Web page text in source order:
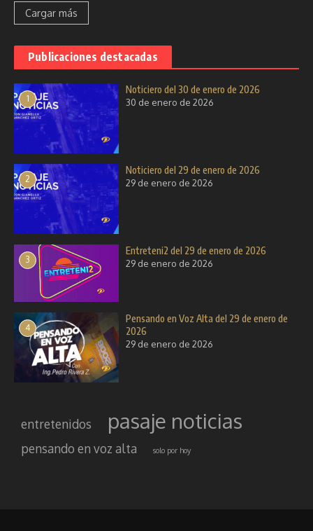
Cargar más
Publicaciones destacadas
1
Noticiero del 30 de enero de 2026
30 de enero de 2026
2
Noticiero del 29 de enero de 2026
29 de enero de 2026
3
Entreteni2 del 29 de enero de 2026
29 de enero de 2026
4
Pensando en Voz Alta del 29 de enero de
2026
29 de enero de 2026
entretenidos pasaje noticias
pensando en voz alta solo por hoy